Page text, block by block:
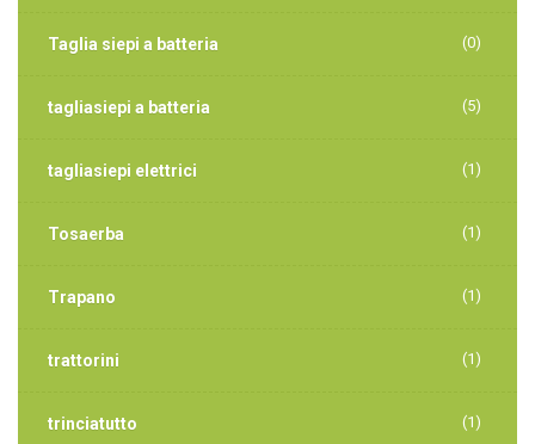
Taglia siepi a batteria (0)
tagliasiepi a batteria (5)
tagliasiepi elettrici (1)
Tosaerba (1)
Trapano (1)
trattorini (1)
trinciatutto (1)